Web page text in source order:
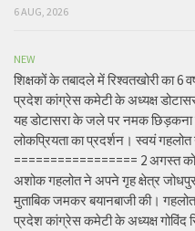
6 AUG, 2026
NEW
शिक्षकों के तबादले में रिश्वतखोरी का 6
प्रदेश कांग्रेस कमेटी के अध्यक्ष
यह डोटासरा के जले पर नमक
लोकप्रियता का प्रदर्शन। स्वयं गहलोत
================= 2 अगस्त को
अशोक गहलोत ने अपने गृह क्षेत्र
मुताबिक जमकर बयानबाजी की।
प्रदेश कांग्रेस कमेटी के अध्यक्ष गोविंद